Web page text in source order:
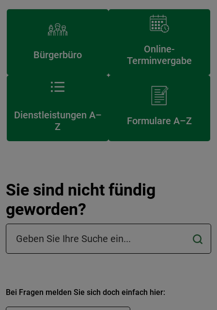
Bürgerbüro
Online-
Terminvergabe
Dienstleistungen A–
Z
Formulare A–Z
Sie sind nicht fündig
geworden?
Suchfeld in der Fußzeile
Bei Fragen melden Sie sich doch einfach hier: